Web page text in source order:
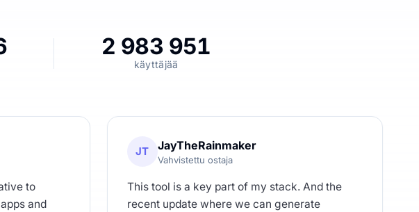
2 983 951
käyttäjää
to
and
JT JayTheRainmaker
Vahvistettu ostaja
This tool is a key part of my stack. And the
recent update where we can generate